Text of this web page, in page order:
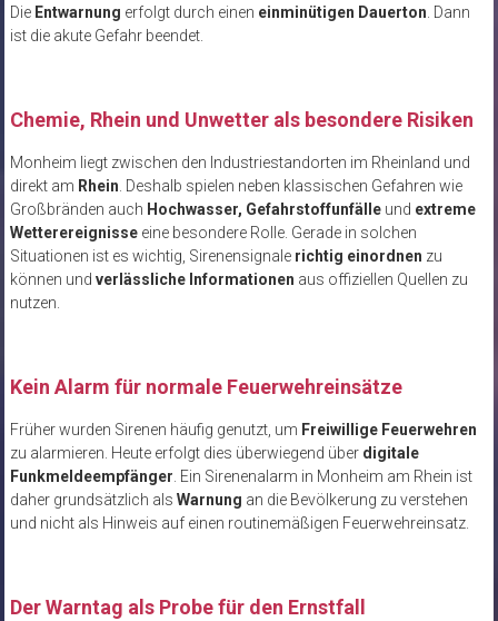
Die Entwarnung erfolgt durch einen einminütigen Dauerton. Dann
ist die akute Gefahr beendet.
Chemie, Rhein und Unwetter als besondere Risiken
Monheim liegt zwischen den Industriestandorten im Rheinland und
direkt am Rhein. Deshalb spielen neben klassischen Gefahren wie
Großbränden auch Hochwasser, Gefahrstoffunfälleund extreme
Wetterereignisseeine besondere Rolle. Gerade in solchen
Situationen ist es wichtig, Sirenensignale richtig einordnen zu
können und verlässliche Informationen aus offiziellen Quellen zu
nutzen.
Kein Alarm für normale Feuerwehreinsätze
Früher wurden Sirenen häufig genutzt, um Freiwillige Feuerwehren
zu alarmieren. Heute erfolgt dies überwiegend über digitale
Funkmeldeempfänger. Ein Sirenenalarm in Monheim am Rhein ist
daher grundsätzlich als Warnung an die Bevölkerung zu verstehen
und nicht als Hinweis auf einen routinemäßigen Feuerwehreinsatz.
Der Warntag als Probe für den Ernstfall